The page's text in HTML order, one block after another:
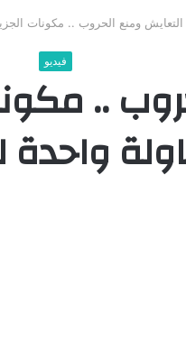
ومنع الحروب .. مكونات
فيديو
..
واحدة